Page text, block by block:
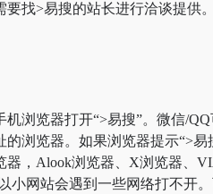
要找>易搜的站长进行洽谈提供
机浏览器打开“>易搜”。微信/
的浏览器。如果浏览器提示“>
器，Alook浏览器、X浏览器、
小网站会遇到一些网络打不开